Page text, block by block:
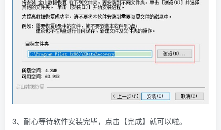
3、耐心等待软件安装完毕，点击【完成】就可以啦。